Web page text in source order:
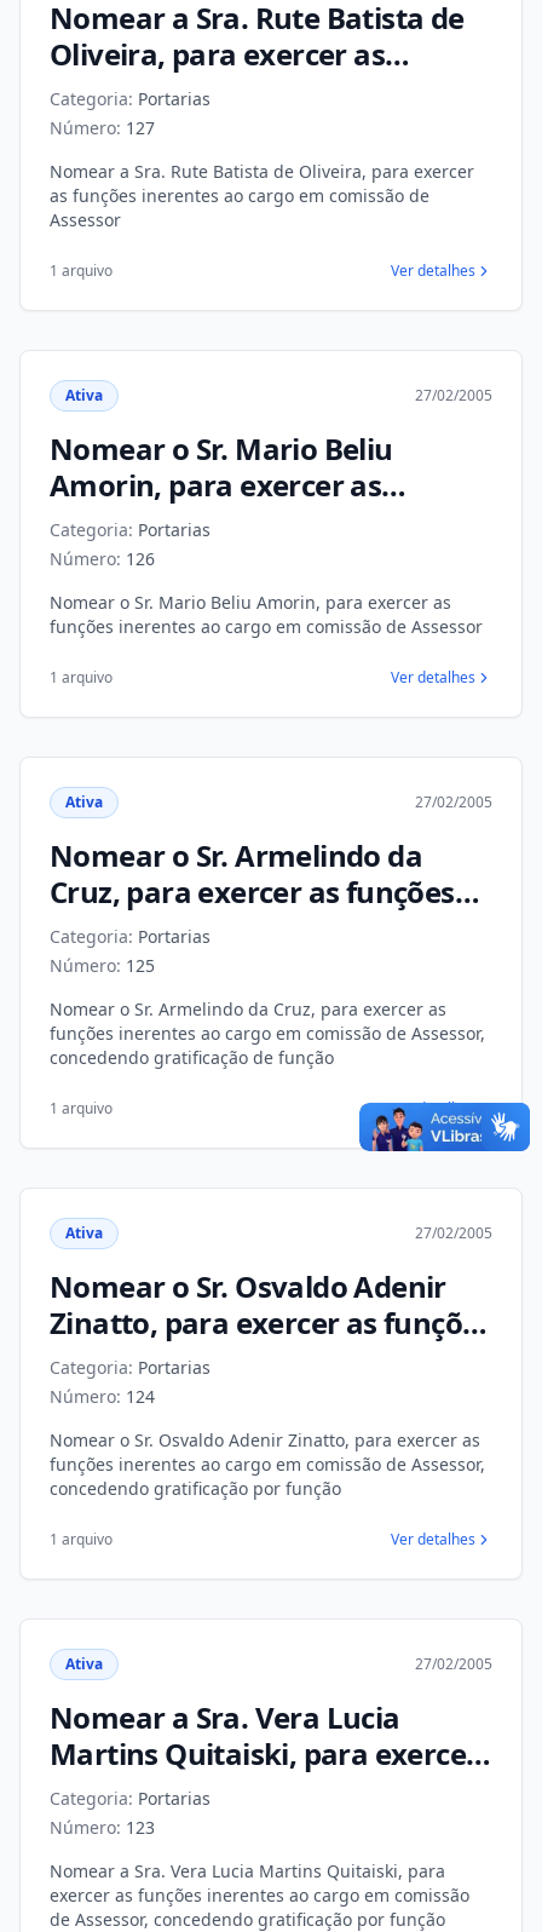
Nomear a Sra. Rute Batista de
Oliveira, para exercer as
funções inerentes ao cargo em
comissão de Assessor
Categoria: Portarias
Número: 127
Nomear a Sra. Rute Batista de Oliveira, para exercer
as funções inerentes ao cargo em comissão de
Assessor
1 arquivo Ver detalhes
Ativa 27/02/2005
Nomear o Sr. Mario Beliu
Amorin, para exercer as
funções inerentes ao cargo em
comissão de Assessor
Categoria: Portarias
Número: 126
Nomear o Sr. Mario Beliu Amorin, para exercer as
funções inerentes ao cargo em comissão de Assessor
1 arquivo Ver detalhes
Ativa 27/02/2005
Nomear o Sr. Armelindo da
Cruz, para exercer as funções
inerentes ao cargo em
comissão de Assessor,
concedendo gratificação de
função
Categoria: Portarias
Número: 125
Nomear o Sr. Armelindo da Cruz, para exercer as
funções inerentes ao cargo em comissão de Assessor,
concedendo gratificação de função
1 arquivo Ver detalhes
Ativa 27/02/2005
Nomear o Sr. Osvaldo Adenir
Zinatto, para exercer as funções
inerentes ao cargo em
comissão de Assessor,
concedendo gratificação por
função
Categoria: Portarias
Número: 124
Nomear o Sr. Osvaldo Adenir Zinatto, para exercer as
funções inerentes ao cargo em comissão de Assessor,
concedendo gratificação por função
1 arquivo Ver detalhes
Ativa 27/02/2005
Nomear a Sra. Vera Lucia
Martins Quitaiski, para exercer
as funções inerentes ao cargo
em comissão de Assessor,
concedendo gratificação por
função
Categoria: Portarias
Número: 123
Nomear a Sra. Vera Lucia Martins Quitaiski, para
exercer as funções inerentes ao cargo em comissão
de Assessor, concedendo gratificação por função